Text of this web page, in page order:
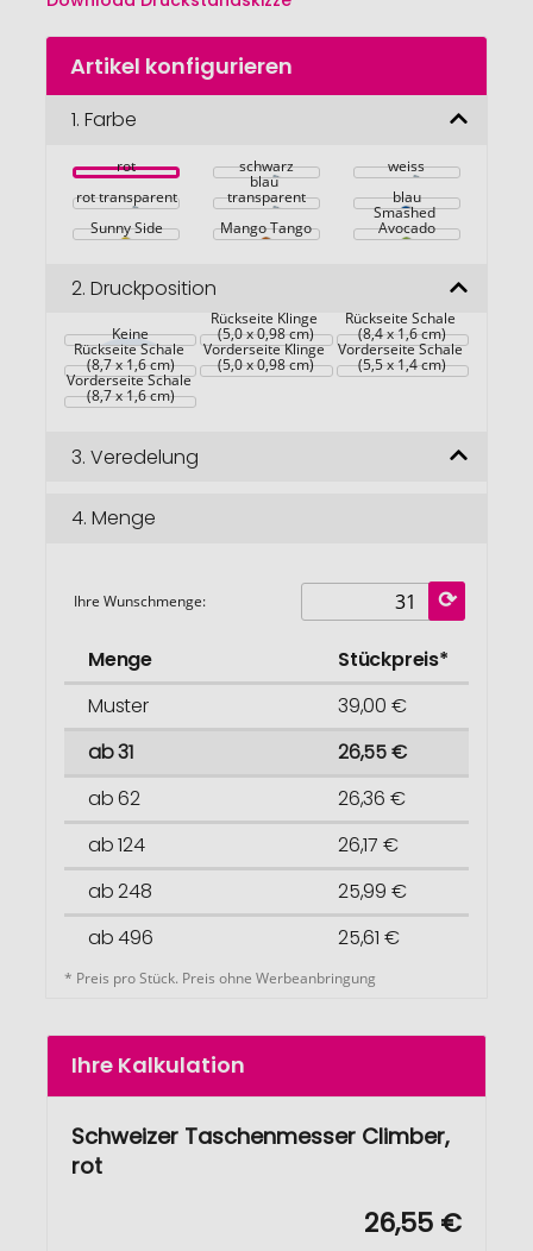
Zum
Anfang
Bildgalerie
Artikel konfigurieren
1. Farbe
rot schwarz
weiss
rot transparent
blau
transparent
blau
Sunny Side
Mango Tango
Smashed
Avocado
2. Druckposition
Keine
Rückseite Klinge
(5,0 x 0,98 cm)
Rückseite Schale
(8,4 x 1,6 cm)
Rückseite Schale
(8,7 x 1,6 cm)
Vorderseite Klinge
(5,0 x 0,98 cm)
Vorderseite Schale
(5,5 x 1,4 cm)
Vorderseite Schale
(8,7 x 1,6 cm)
3. Veredelung
4. Menge
Ihre Wunschmenge:
Menge
Stückpreis*
Muster
39,00 €
ab 31
26,55 €
ab 62
26,36 €
ab 124
26,17 €
ab 248
25,99 €
ab 496
25,61 €
* Preis pro Stück. Preis ohne Werbeanbringung
Ihre Kalkulation
Schweizer Taschenmesser Climber,
rot
26,55 €